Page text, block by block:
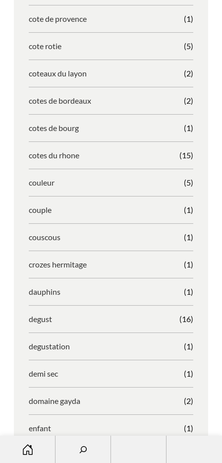
cote de provence (1)
cote rotie (5)
coteaux du layon (2)
cotes de bordeaux (2)
cotes de bourg (1)
cotes du rhone (15)
couleur (5)
couple (1)
couscous (1)
crozes hermitage (1)
dauphins (1)
degust (16)
degustation (1)
demi sec (1)
domaine gayda (2)
enfant (1)
entreprise